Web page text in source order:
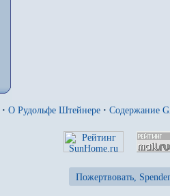
· О Рудольфе Штейнере · Содержание
Пожертвовать,